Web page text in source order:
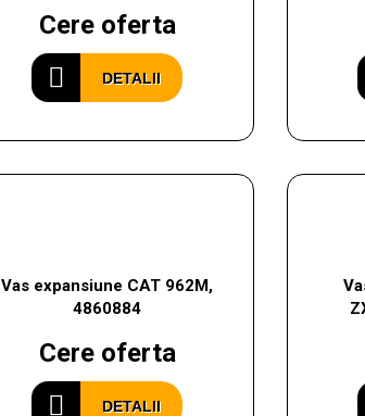
Cere oferta
DETALII
Vas expansiune CAT 962M,
4860884
Cere oferta
DETALII